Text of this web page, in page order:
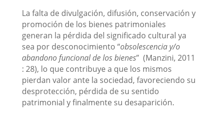
La falta de divulgación, difusión, conservación y
promoción de los bienes patrimoniales
generan la pérdida del significado cultural ya
sea por desconocimiento “obsolescencia y/o
abandono funcional de los bienes” (Manzini, 2011
: 28), lo que contribuye a que los mismos
pierdan valor ante la sociedad, favoreciendo su
desprotección, pérdida de su sentido
patrimonial y finalmente su desaparición.